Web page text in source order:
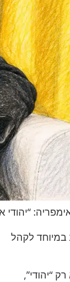
במיוחד לקהל
“יהודי”,